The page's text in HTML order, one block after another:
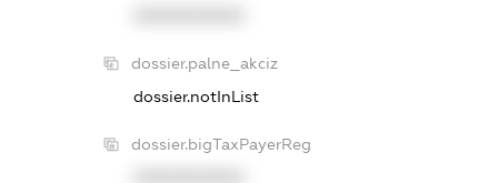
dossier.palne_akciz
dossier.notInList
dossier.bigTaxPayerReg